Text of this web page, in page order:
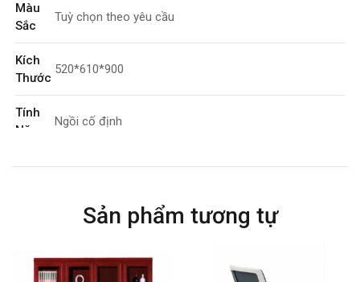
Màu
Sắc
Tuỳ chọn theo yêu cầu
Kích
Thước
520*610*900
Tính
Năng
Ngồi cố định
Bảo
Sản phẩm tương tự